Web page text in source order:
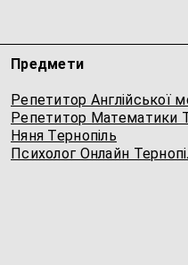
Предмети
Репетитор Англійської
Репетитор Математики
Няня Тернопіль
Психолог Онлайн